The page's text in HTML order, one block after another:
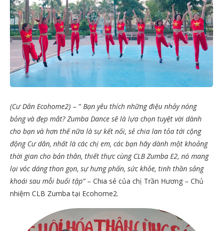
(Cư Dân Ecohome2) – ” Bạn yêu thích những điệu nhảy nóng
bỏng và đẹp mắt? Zumba Dance sẽ là lựa chọn tuyệt vời dành
cho bạn và hơn thế nữa là sự kết nối, sẻ chia lan tỏa tới cộng
động Cư dân, nhất là các chị em, các bạn hãy dành một khoảng
thời gian cho bản thân, thiết thực cùng CLB Zumba E2, nó mang
lại vóc dáng thon gọn, sự hưng phấn, sức khỏe, tinh thần sảng
khoái sau mỗi buổi tập”– Chia sẻ của chị Trần Hương – Chủ
nhiệm CLB Zumba tại Ecohome2.